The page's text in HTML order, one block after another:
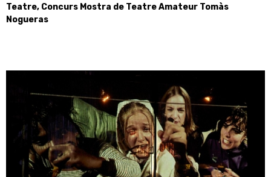
Teatre, Concurs Mostra de Teatre Amateur Tomàs
Nogueras